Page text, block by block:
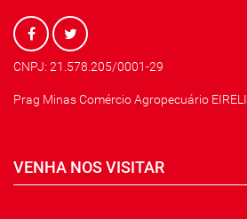
CNPJ: 21.578.205/0001-29
Prag Minas Comércio Agropecuário EIRELI
VENHA NOS VISITAR